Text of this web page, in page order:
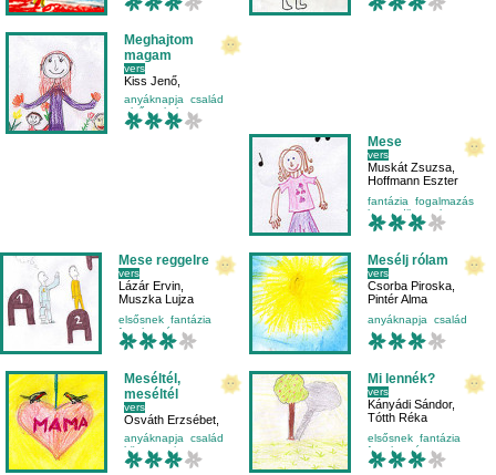
Meghajtom
magam
vers
Kiss Jenő
Langer Levente
anyáknapja
család
elsősnek hangos
Mese
vers
Muskát Zsuzsa
Hoffmann Eszter
fantázia
fogalmazás
harmadikosnak
mese-vers
Mese reggelre
vers
Lázár Ervin
Muszka Lujza
elsősnek fantázia
fogalmazás
mese-vers
Mesélj rólam
vers
Csorba Piroska
Pintér Alma
anyáknapja
család
mese-vers
másodikosnak
Meséltél,
meséltél
vers
Osváth Erzsébet
Lampert Lili
anyáknapja
család
környezetismeret
mese-vers
Mi lennék?
vers
Kányádi Sándor,
Tótth Réka
elsősnek fantázia
fogalmazás
környezetismeret